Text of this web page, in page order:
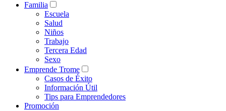
Familia
Escuela
Salud
Niños
Trabajo
Tercera Edad
Sexo
Emprende Trome
Casos de Éxito
Información Útil
Tips para Emprendedores
Promoción